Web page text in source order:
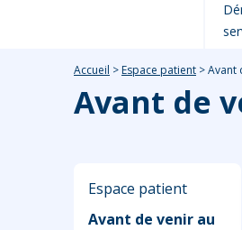
Accueil > Espace patient >Avant
Avant de
Espace patient
Avant de venir au